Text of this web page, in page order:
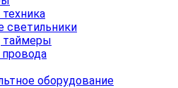
таймеры
оборудование